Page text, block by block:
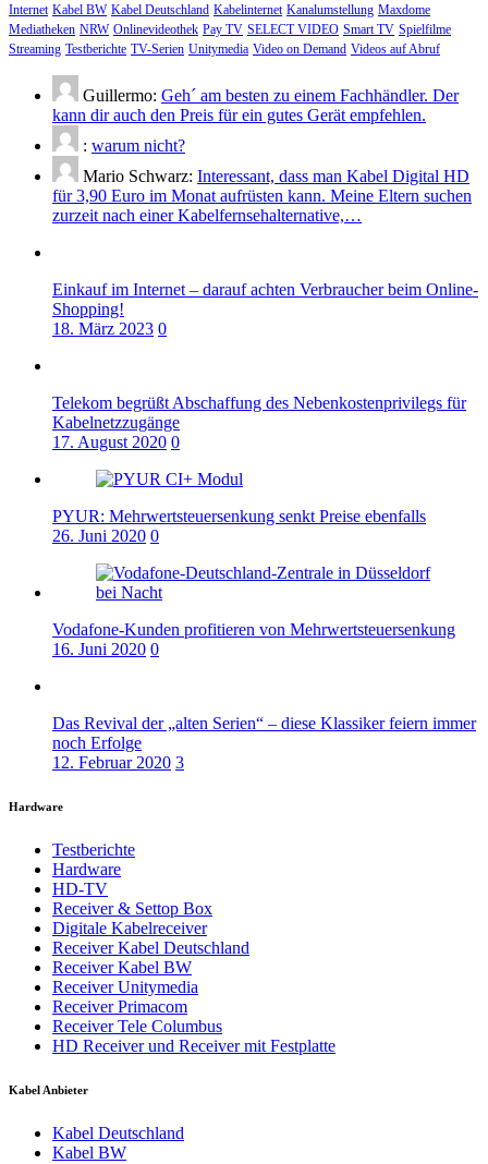
Internet Kabel BW Kabel Deutschland Kabelinternet Kanalumstellung Maxdome
Mediatheken NRW Onlinevideothek Pay TV SELECT VIDEO Smart TV Spielfilme
Streaming Testberichte TV-Serien Unitymedia Video on Demand Videos auf Abruf
Guillermo: Geh´ am besten zu einem Fachhändler. Der
kann dir auch den Preis für ein gutes Gerät empfehlen.
: warum nicht?
Mario Schwarz: Interessant, dass man Kabel Digital HD
für 3,90 Euro im Monat aufrüsten kann. Meine Eltern suchen
zurzeit nach einer Kabelfernsehalternative,…
Einkauf im Internet – darauf achten Verbraucher beim Online-
Shopping!
18. März 2023 0
Telekom begrüßt Abschaffung des Nebenkostenprivilegs für
Kabelnetzzugänge
17. August 2020 0
PYUR: Mehrwertsteuersenkung senkt Preise ebenfalls
26. Juni 2020 0
Vodafone-Kunden profitieren von Mehrwertsteuersenkung
16. Juni 2020 0
Das Revival der „alten Serien“ – diese Klassiker feiern immer
noch Erfolge
12. Februar 2020 3
Hardware
Testberichte
Hardware
HD-TV
Receiver & Settop Box
Digitale Kabelreceiver
Receiver Kabel Deutschland
Receiver Kabel BW
Receiver Unitymedia
Receiver Primacom
Receiver Tele Columbus
HD Receiver und Receiver mit Festplatte
Kabel Anbieter
Kabel Deutschland
Kabel BW